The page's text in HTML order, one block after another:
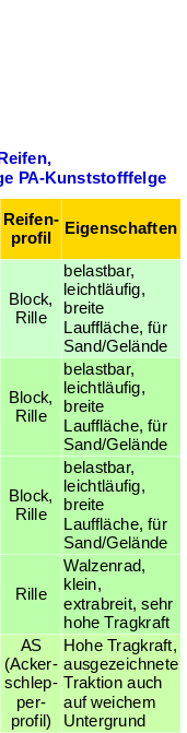
PA-Kunststofffelge
Reifen­
profil Eigenschaften
Block,
Rille
belastbar,
leichtläufig,
breite
Lauffläche, für
Sand/Gelände
Block,
Rille
belastbar,
leichtläufig,
breite
Lauffläche, für
Sand/Gelände
Block,
Rille
belastbar,
leichtläufig,
breite
Lauffläche, für
Sand/Gelände
Rille
Walzenrad,
klein,
extrabreit, sehr
hohe Tragkraft
AS
(Acker­
schlep­
per­
profil)
Hohe Tragkraft,
ausgezeichnete
Traktion auch
auf weichem
Untergrund